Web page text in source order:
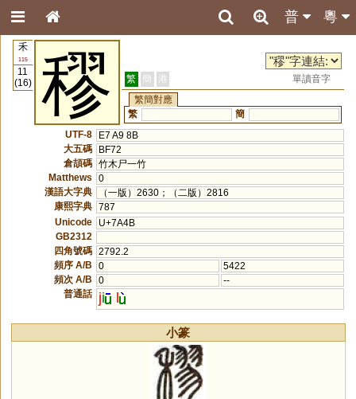
粵
普
禾
115
11
(16)
穋 繁 簡 港
單讀音字
繁簡對應
繁
簡
UTF-8
E7 A9 8B
大五碼
BF72
倉頡碼 竹木尸一竹
Matthews
0
漢語大字典
（一版）2630；（二版）2816
康熙字典 787
Unicode
U+7A4B
GB2312
四角號碼 2792.2
頻序 A/B
0
5422
頻次 A/B
0
--
普通話
ji l
小篆